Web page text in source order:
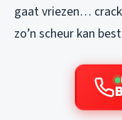
gaat vriezen…
zo’n scheur kan